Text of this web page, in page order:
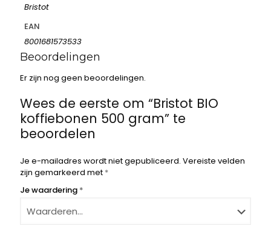
Bristot
EAN
8001681573533
Beoordelingen
Er zijn nog geen beoordelingen.
Wees de eerste om “Bristot BIO
koffiebonen 500 gram” te
beoordelen
Je e-mailadres wordt niet gepubliceerd. Vereiste velden
zijn gemarkeerd met *
Je waardering *